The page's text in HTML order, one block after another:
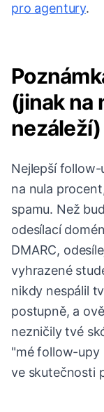
pro agentury.
(jinak na
nezáleží)
Nejlepší
na nula
spamu. Než
odesílací
DMARC,
vyhrazené
nikdy nespálil
postupně, a
nezničily tvé
"mé follow-upy
ve skutečnosti